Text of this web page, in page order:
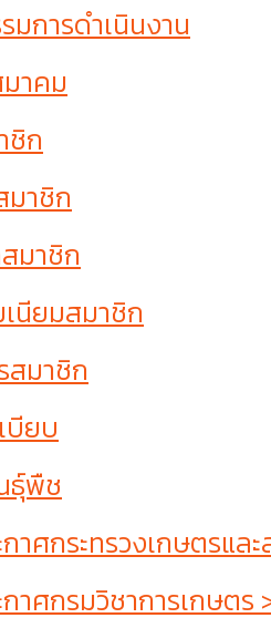
มการดำเนินงาน
าคม
ชิก
มาชิก
มาชิก
เนียมสมาชิก
สมาชิก
บียบ
ธุ์พืช
กาศกระทรวงเกษตรแ
กาศกรมวิชาการเกษต